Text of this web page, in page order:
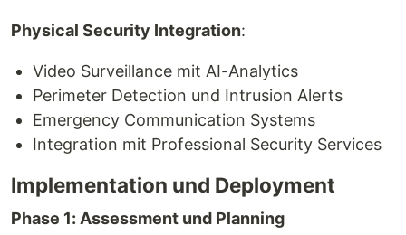
Physical Security Integration:
Video Surveillance mit AI-Analytics
Perimeter Detection und Intrusion Alerts
Emergency Communication Systems
Integration mit Professional Security Services
Implementation und Deployment
Phase 1: Assessment und Planning